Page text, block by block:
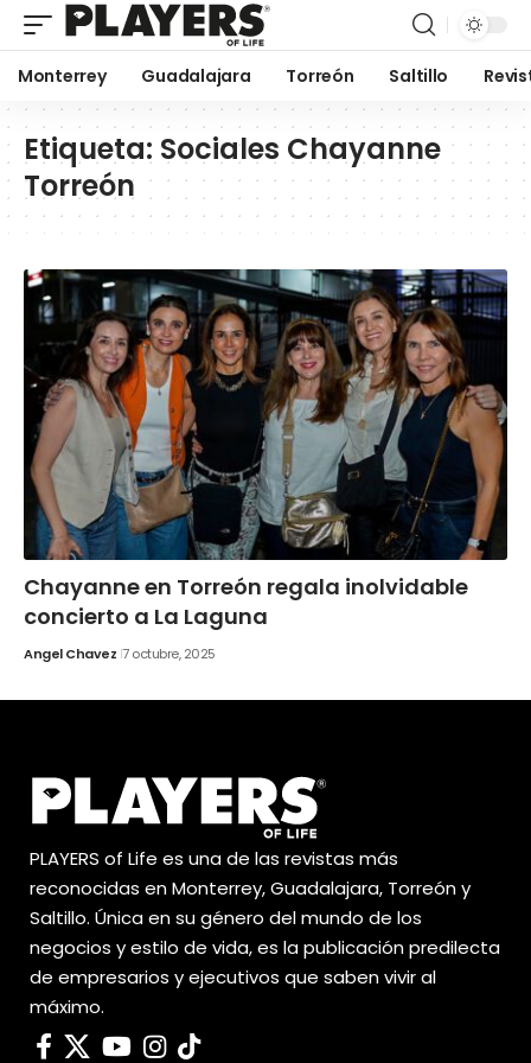
Monterrey Guadalajara Torreón Saltillo
Etiqueta: Sociales Chayanne
Torreón
Chayanne en Torreón regala inolvidable
concierto a La Laguna
Angel Chavez 7 octubre, 2025
PLAYERS of Life es una de las revistas más
reconocidas en Monterrey, Guadalajara, Torreón y
Saltillo. Única en su género del mundo de los
negocios y estilo de vida, es la publicación predilecta
de empresarios y ejecutivos que saben vivir al
máximo.